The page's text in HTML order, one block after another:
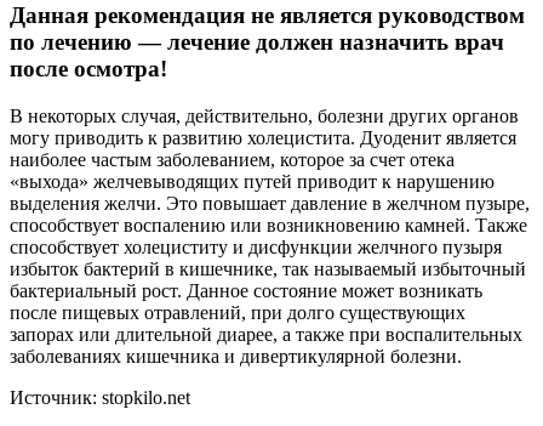
Данная рекомендация не является руководством
по лечению — лечение должен назначить врач
после осмотра!
В некоторых случая, действительно, болезни других органов
могу приводить к развитию холецистита. Дуоденит является
наиболее частым заболеванием, которое за счет отека
«выхода» желчевыводящих путей приводит к нарушению
выделения желчи. Это повышает давление в желчном пузыре,
способствует воспалению или возникновению камней. Также
способствует холециститу и дисфункции желчного пузыря
избыток бактерий в кишечнике, так называемый избыточный
бактериальный рост. Данное состояние может возникать
после пищевых отравлений, при долго существующих
запорах или длительной диарее, а также при воспалительных
заболеваниях кишечника и дивертикулярной болезни.
Источник: stopkilo.net